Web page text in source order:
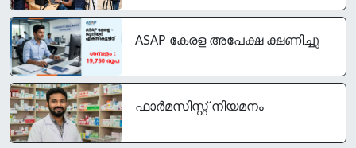
ASAP കേരള അപേക്ഷ ക്ഷണിച്ചു
ഫാർമസിസ്റ്റ് നിയമനം